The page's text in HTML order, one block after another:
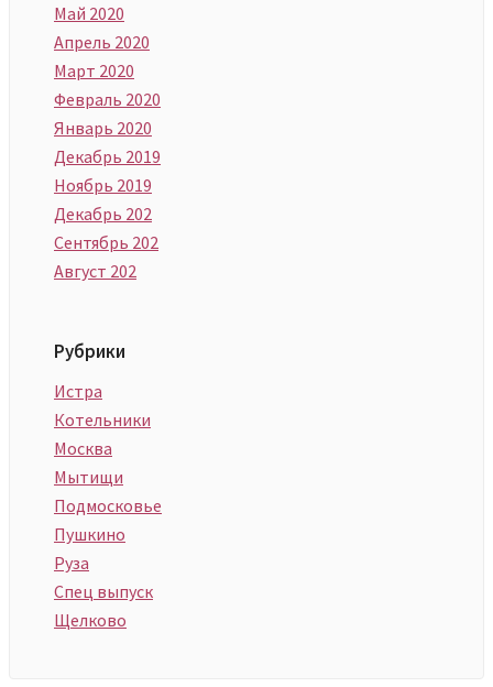
Май 2020
Апрель 2020
Март 2020
Февраль 2020
Январь 2020
Декабрь 2019
Ноябрь 2019
Декабрь 202
Сентябрь 202
Август 202
Рубрики
Истра
Котельники
Москва
Мытищи
Подмосковье
Пушкино
Руза
Спец выпуск
Щелково